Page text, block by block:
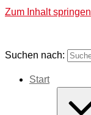
Zum Inhalt springen
Suchen nach:
Start